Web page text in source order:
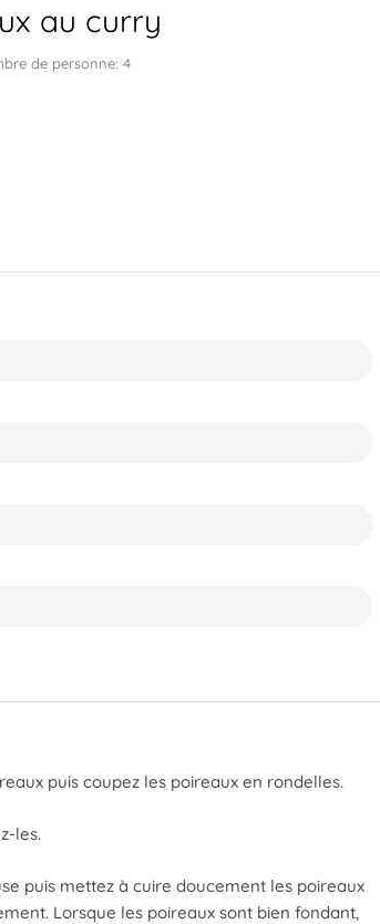
au curry
de personne: 4
puis coupez les poireaux en rondelles.
les.
puis mettez à cuire doucement les poireaux
Lorsque les poireaux sont bien fondant,